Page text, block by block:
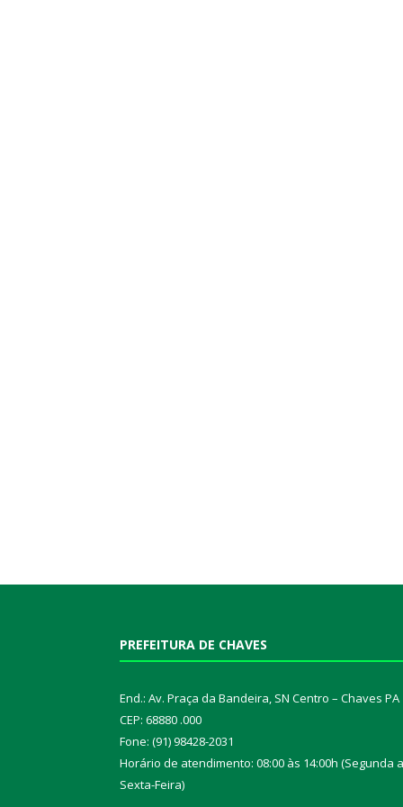
PREFEITURA DE CHAVES
End.: Av. Praça da Bandeira, SN Centro – Chaves PA
CEP: 68880 .000
Fone: (91) 98428-2031
Horário de atendimento: 08:00 às 14:00h (Segunda a
Sexta-Feira)